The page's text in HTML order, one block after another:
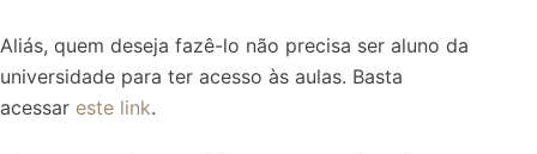
Aliás, quem deseja fazê-lo não precisa ser aluno da
universidade para ter acesso às aulas. Basta
acessar este link.